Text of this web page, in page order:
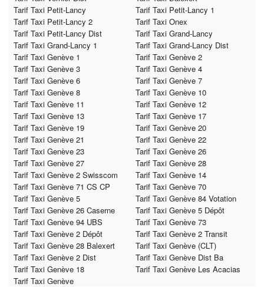
Tarif Taxi Petit-Lancy
Tarif Taxi Petit-Lancy 1
Tarif Taxi Petit-Lancy 2
Tarif Taxi Onex
Tarif Taxi Petit-Lancy Dist
Tarif Taxi Grand-Lancy
Tarif Taxi Grand-Lancy 1
Tarif Taxi Grand-Lancy Dist
Tarif Taxi Genève 1
Tarif Taxi Genève 2
Tarif Taxi Genève 3
Tarif Taxi Genève 4
Tarif Taxi Genève 6
Tarif Taxi Genève 7
Tarif Taxi Genève 8
Tarif Taxi Genève 10
Tarif Taxi Genève 11
Tarif Taxi Genève 12
Tarif Taxi Genève 13
Tarif Taxi Genève 17
Tarif Taxi Genève 19
Tarif Taxi Genève 20
Tarif Taxi Genève 21
Tarif Taxi Genève 22
Tarif Taxi Genève 23
Tarif Taxi Genève 26
Tarif Taxi Genève 27
Tarif Taxi Genève 28
Tarif Taxi Genève 2 Swisscom
Tarif Taxi Genève 14
Tarif Taxi Genève 71 CS CP
Tarif Taxi Genève 70
Tarif Taxi Genève 5
Tarif Taxi Genève 84 Votation
Tarif Taxi Genève 26 Caserne
Tarif Taxi Genève 5 Dépôt
Tarif Taxi Genève 94 UBS
Tarif Taxi Genève 73
Tarif Taxi Genève 2 Dépôt
Tarif Taxi Genève 2 Transit
Tarif Taxi Genève 28 Balexert
Tarif Taxi Genève (CLT)
Tarif Taxi Genève 2 Dist
Tarif Taxi Genève Dist Ba
Tarif Taxi Genève 18
Tarif Taxi Genève Les Acacias
Tarif Taxi Genève